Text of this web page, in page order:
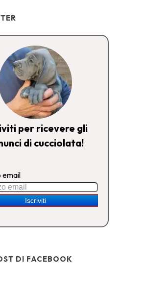
per ricevere gli
di cucciolata!
email
DI FACEBOOK